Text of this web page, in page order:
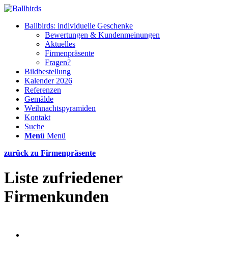
Ballbirds: individuelle Geschenke
Bewertungen & Kundenmeinungen
Aktuelles
Firmenpräsente
Fragen?
Bildbestellung
Kalender 2026
Referenzen
Gemälde
Weihnachtspyramiden
Kontakt
Suche
Menü Menü
zurück zu Firmenpräsente
Liste zufriedener
Firmenkunden